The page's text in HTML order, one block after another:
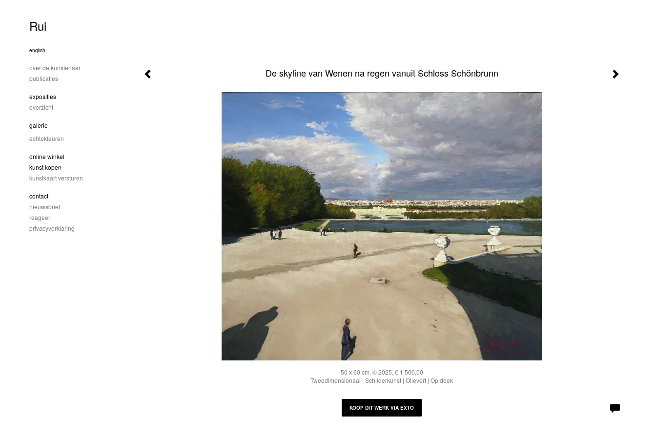
De skyline van Wenen na regen vanuit Schloss Schönbrunn
50 x 60 cm, © 2025, € 1 500,00
Tweedimensionaal | Schilderkunst | Olieverf | Op doek
KOOP DIT WERK VIA EXTO
Rui
english
over de kunstenaar
publicaties
exposities
overzicht
galerie
echtekleuren
online winkel
kunst kopen
kunstkaart versturen
contact
nieuwsbrief
reageer
privacyverklaring